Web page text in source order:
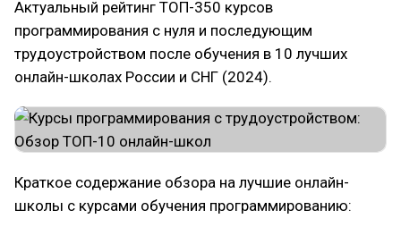
Актуальный рейтинг ТОП-350 курсов
программирования с нуля и последующим
трудоустройством после обучения в 10 лучших
онлайн-школах России и СНГ (2024).
Краткое содержание обзора на лучшие онлайн-
школы с курсами обучения программированию: